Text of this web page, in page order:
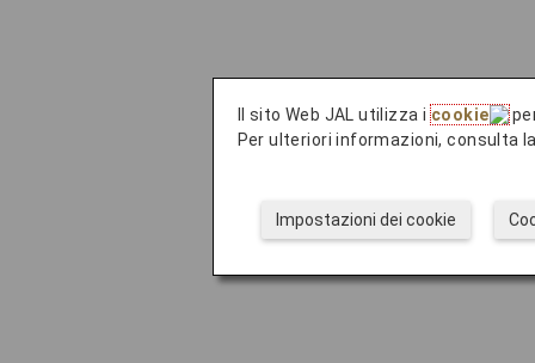
Il sito Web JAL utilizza icookie
Per ulteriori informazioni, consulta
Impostazioni dei cookie